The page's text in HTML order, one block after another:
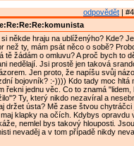
odpovědět |
někde hraju na ublíženýho? Kde?
než ty, mám psát něco o sobě?
tě žádám o omluvu? A proč bych to
nedělají. Jsi prostě jen taková
Jen proto, že napíšu svůj
bojovník? :-)))) Kdo tady moc hltá
řekni jednu věc. Co to znamá
Ty, který nikdo nezavíral a
držet ústa? Mě zase štvou chytráčci
klapky na očích. Kdybys opravdu
nemlel bys takový hlouposti.
nevaděj a v tom případě nikdy